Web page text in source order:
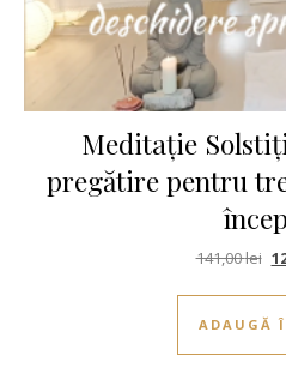
Meditație
pregătire pentru
141,00lei
ADAUGĂ